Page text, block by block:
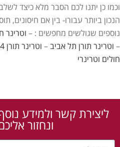
וכמו כן יתנו לכם הסבר מלא כיצד
הנכון ביותר עבורו- בין אם חיסונים,
נוספים שגולשים מחפשים : – וטרינר
– וטרינר תורן תל אביב – וטרינר תורן 24 שעות
חולים וטרינרי
ליצירת קשר ולמידע
ונחזור